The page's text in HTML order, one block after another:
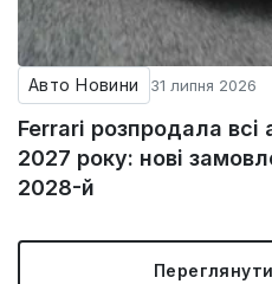
Авто Новини 31 липня 2026
Ferrari розпродала всі
2027 року: нові
2028-й